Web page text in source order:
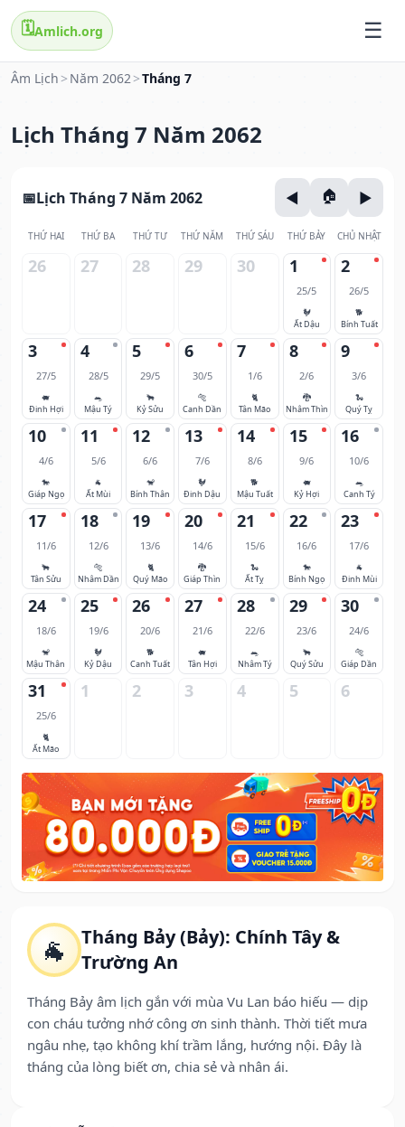
🗓️Amlich.org
Âm Lịch > Năm 2062>Tháng 7
Lịch Tháng 7 Năm 2062
🐐
Tháng Bảy (Bảy): Chính Tây &
Trường An
Tháng Bảy âm lịch gắn với mùa Vu Lan báo hiếu — dịp
con cháu tưởng nhớ công ơn sinh thành. Thời tiết mưa
ngâu nhẹ, tạo không khí trầm lắng, hướng nội. Đây là
tháng của lòng biết ơn, chia sẻ và nhân ái.
Lịch Tháng 7 Năm 2062
THỨ HAI THỨ BA THỨ TƯ THỨ NĂM THỨ SÁU THỨ BẢY CHỦ NHẬT
26 27 28 29 30 1
25/5
🐓
Ất Dậu
2
26/5
🐕
Bính Tuất
3
27/5
🐖
Đinh Hợi
4
28/5
🐀
Mậu Tý
5
29/5
🐂
Kỷ Sửu
6
30/5
🐅
Canh Dần
7
1/6
🐈
Tân Mão
8
2/6
🐉
Nhâm Thìn
9
3/6
🐍
Quý Tỵ
10
4/6
🐎
Giáp Ngọ
11
5/6
🐐
Ất Mùi
12
6/6
🐒
Bính Thân
13
7/6
🐓
Đinh Dậu
14
8/6
🐕
Mậu Tuất
15
9/6
🐖
Kỷ Hợi
16
10/6
🐀
Canh Tý
17
11/6
🐂
Tân Sửu
18
12/6
🐅
Nhâm Dần
19
13/6
🐈
Quý Mão
20
14/6
🐉
Giáp Thìn
21
15/6
🐍
Ất Tỵ
22
16/6
🐎
Bính Ngọ
23
17/6
🐐
Đinh Mùi
24
18/6
🐒
Mậu Thân
25
19/6
🐓
Kỷ Dậu
26
20/6
🐕
Canh Tuất
27
21/6
🐖
Tân Hợi
28
22/6
🐀
Nhâm Tý
29
23/6
🐂
Quý Sửu
30
24/6
🐅
Giáp Dần
31
25/6
🐈
Ất Mão
1 2 3 4 5 6